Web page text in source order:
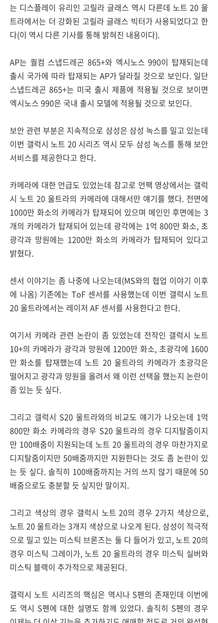
는 디스플레이 유리인 고릴라 글래스 역시 다른데 노트 20 울
트라에서는 더 강화된 고릴라 글래스 빅터가 사용되었다고 한
다(이 역시 다른 기사를 통해 밝혀진 내용이다).
AP는 퀄컴 스냅드레곤 865+와 엑시노스 990이 탑재되는데
출시 국가에 따라 탑재되는 AP가 달라질 것으로 보인다. 일단
스냅드레곤 865+는 미국 출시 제품에 적용될 것으로 보이면
엑시노스 990은 국내 출시 모델에 적용될 것으로 보인다.
보안 관련 부분은 지속적으로 삼성은 삼성 녹스를 밀고 있는데
이번 갤럭시 노트 20 시리즈 역시 모두 삼성 녹스를 통해 보안
서비스를 제공한다고 한다.
카메라에 대한 언급도 있었는데 참고로 언팩 영상에서는 갤럭
시 노트 20 울트라의 카메라에 대해서만 얘기를 했다. 전면에
1000만 화소의 카메라가 탑재되어 있으며 메인인 후면에는 3
개의 카메라가 탑재되어 있는데 광각에는 1억 800만 화소, 초
광각과 망원에는 1200만 화소의 카메라가 탑재되어 있다고
밝혔다.
센서 이야기는 좀 나중에 나오는데(MS와의 협업 이야기 이후
에 나옴) 기존에는 ToF 센서를 사용했는데 이번 갤럭시 노트
20 울트라에서는 레이저 AF 센서를 사용한다고 한다.
여기서 카메라 관련 논란이 좀 있었는데 전작인 갤럭시 노트
10+의 카메라가 광각과 망원에 1200만 화소, 초광각에 1600
만 화소를 탑재했는데 노트 20 울트라의 카메라가 초광각은
떨어지고 광각과 망원을 올려서 왜 이런 선택을 했는지 논란이
좀 있는 듯 싶다.
그리고 갤럭시 S20 울트라와의 비교도 얘기가 나오는데 1억
800만 화소 카메라의 경우 S20 울트라의 경우 디지탈줌이지
만 100배줌이 지원되는데 노트 20 울트라의 경우 마찬가지로
디지탈줌이지만 50배줌까지만 지원한다는 것도 좀 논란이 있
는 듯 싶다. 솔직히 100배줌까지는 거의 쓰지 않기 때문에 50
배줌으로도 충분할 듯 싶지만 말이지.
그리고 색상의 경우 갤럭시 노트 20의 경우 2가지 색상으로,
노트 20 울트라는 3개지 색상으로 나오게 된다. 삼성이 적극적
으로 밀고 있는 미스틱 브론즈는 둘 다 들어가 있고, 노트 20의
경우 미스틱 그레이가, 노트 20 울트라의 경우 미스틱 실버와
미스틱 블랙이 추가적으로 제공된다.
갤럭시 노트 시리즈의 핵심은 역시나 S펜의 존재인데 이번에
도 역시 S펜에 대한 설명도 함께 있었다. 솔직히 S펜의 경우